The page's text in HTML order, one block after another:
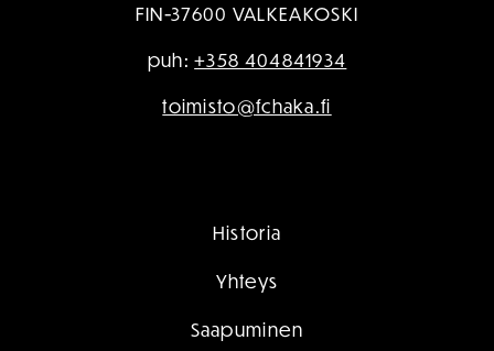
FIN-37600 VALKEAKOSKI
puh:+358 404841934
toimisto@fchaka.fi
Historia
Yhteys
Saapuminen